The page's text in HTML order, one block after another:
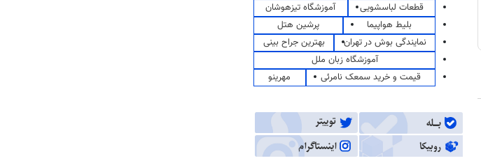
قطعات لباسشویی
آموزشگاه تیزهوشان
بلیط هواپیما
پرشین هتل
نمایندگی بوش در تهران
بهترین جراح بینی
آموزشگاه زبان ملل
قیمت و خرید سمعک نامرئی
مهرینو